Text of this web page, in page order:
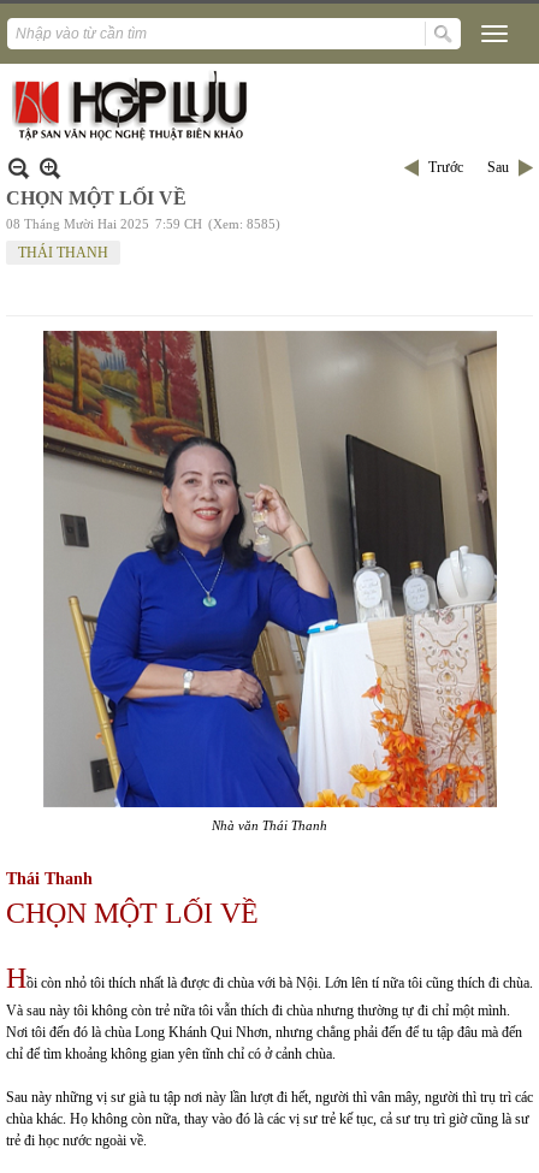
Trước Sau
CHỌN MỘT LỐI VỀ
08 Tháng Mười Hai 2025 7:59 CH (Xem: 8585)
THÁI THANH
Nhà văn Thái Thanh
Thái Thanh
CHỌN MỘT LỐI VỀ
Hồi còn nhỏ tôi thích nhất là được đi chùa với bà Nội. Lớn lên tí nữa tôi cũng thích đi chùa.
Và sau này tôi không còn trẻ nữa tôi vẫn thích đi chùa nhưng thường tự đi chỉ một mình.
Nơi tôi đến đó là chùa Long Khánh Qui Nhơn, nhưng chẳng phải đến để tu tập đâu mà đến
chỉ để tìm khoảng không gian yên tĩnh chỉ có ở cảnh chùa.
Sau này những vị sư già tu tập nơi này lần lượt đi hết, người thì vân mây, người thì trụ trì các
chùa khác. Họ không còn nữa, thay vào đó là các vị sư trẻ kế tục, cả sư trụ trì giờ cũng là sư
trẻ đi học nước ngoài về.